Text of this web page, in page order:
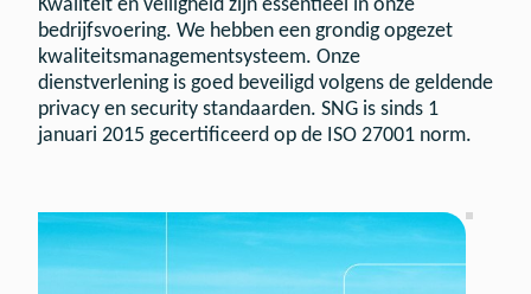
Kwaliteit en veiligheid zijn essentieel in onze
bedrijfsvoering. We hebben een grondig opgezet
kwaliteitsmanagementsysteem. Onze
dienstverlening is goed beveiligd volgens de geldende
privacy en security standaarden. SNG is sinds 1
januari 2015 gecertificeerd op de ISO 27001 norm.